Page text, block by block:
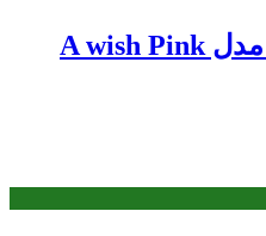
ادو پرفیوم زنانه لنکوم مدل A wish Pink